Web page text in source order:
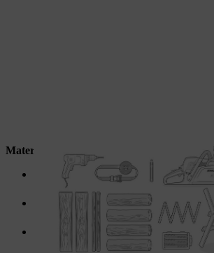
Materiali
Per il piano: 2 tavole (min. 30 cm di
seconda di quella desiderata per il
Per le gambe: legname tondo (ca. 20
Per la traversa di collegamento:
diametro, senza corteccia, lunghezza a